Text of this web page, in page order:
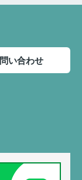
い合わせ